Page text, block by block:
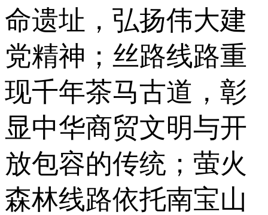
命遗址，弘扬伟大建
党精神；丝路线路重
现千年茶马古道，彰
显中华商贸文明与开
放包容的传统；萤火
森林线路依托南宝山